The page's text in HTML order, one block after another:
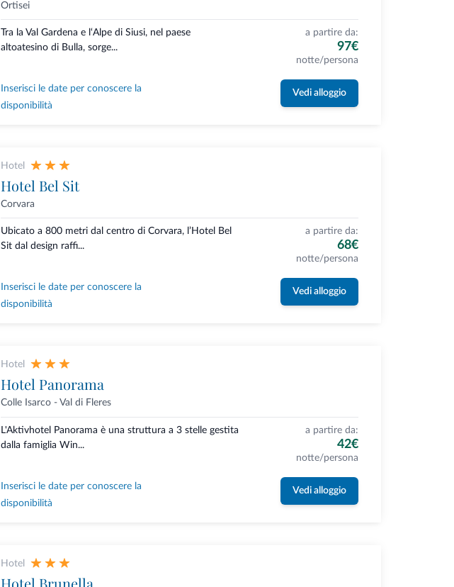
Ortisei
Tra la Val Gardena e l‘Alpe di Siusi, nel paese
altoatesino di Bulla, sorge...
a partire da:
97€
notte/persona
Inserisci le date per conoscere la
disponibilità
Vedi alloggio
Hotel
Hotel Bel Sit
Corvara
Ubicato a 800 metri dal centro di Corvara, l’Hotel Bel
Sit dal design raffi...
a partire da:
68€
notte/persona
Inserisci le date per conoscere la
disponibilità
Vedi alloggio
Hotel
Hotel Panorama
Colle Isarco - Val di Fleres
L'Aktivhotel Panorama è una struttura a 3 stelle gestita
dalla famiglia Win...
a partire da:
42€
notte/persona
Inserisci le date per conoscere la
disponibilità
Vedi alloggio
Hotel
Hotel Brunella